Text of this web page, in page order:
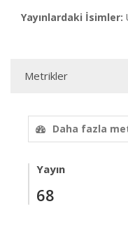
Yayınlardaki İsimler:
Metrikler
Daha fazla
Yayın
68